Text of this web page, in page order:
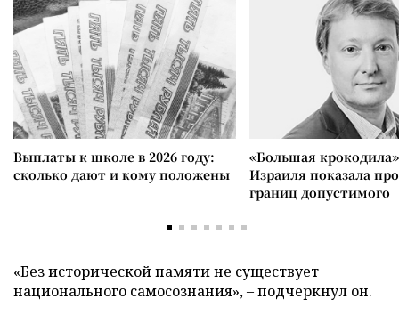
Выплаты к школе в 2026 году:
сколько дают и кому положены
«Большая
Израиля показала
границ допустимого
«Без исторической памяти не существует
национального самосознания», – подчеркнул он.